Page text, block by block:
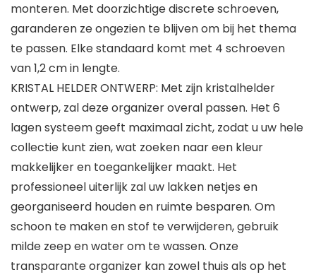
monteren. Met doorzichtige discrete schroeven,
garanderen ze ongezien te blijven om bij het thema
te passen. Elke standaard komt met 4 schroeven
van 1,2 cm in lengte.
KRISTAL HELDER ONTWERP: Met zijn kristalhelder
ontwerp, zal deze organizer overal passen. Het 6
lagen systeem geeft maximaal zicht, zodat u uw hele
collectie kunt zien, wat zoeken naar een kleur
makkelijker en toegankelijker maakt. Het
professioneel uiterlijk zal uw lakken netjes en
georganiseerd houden en ruimte besparen. Om
schoon te maken en stof te verwijderen, gebruik
milde zeep en water om te wassen. Onze
transparante organizer kan zowel thuis als op het